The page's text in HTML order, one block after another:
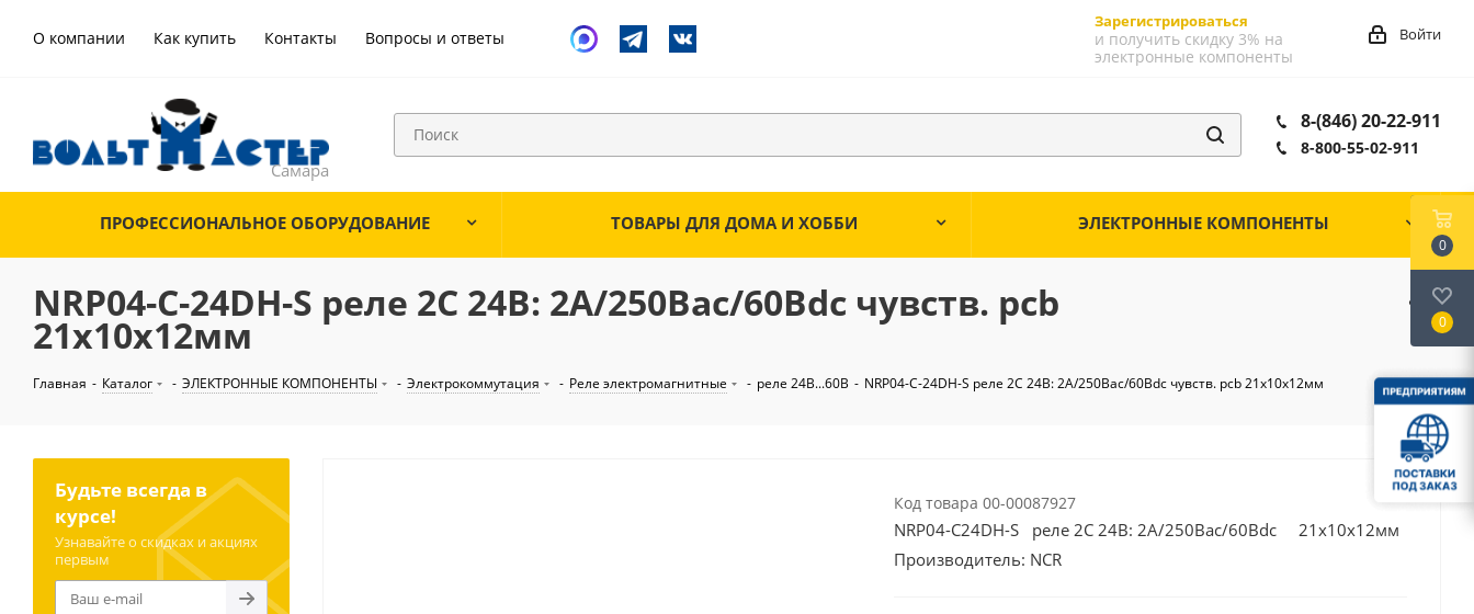
О компании Как купить Контакты Вопросы и ответы
Зарегистрироваться
и получить скидку 3% на
электронные компоненты
Войти
8-(846) 20-22-911
8-800-55-02-911
ПРОФЕССИОНАЛЬНОЕ ОБОРУДОВАНИЕ ТОВАРЫ ДЛЯ ДОМА И ХОББИ ЭЛЕКТРОННЫЕ КОМПОНЕНТЫ
NRP04-C-24DH-S реле 2С 24В: 2А/250Вac/60Вdc чувств. pcb
21х10х12мм
Главная - Каталог - ЭЛЕКТРОННЫЕ КОМПОНЕНТЫ - Электрокоммутация - Реле электромагнитные - реле 24В...60В - NRP04-C-24DH-S реле 2С 24В: 2А/250Вac/60Вdc чувств. pcb 21х10х12мм
Код товара 00-00087927
NRP04-C24DH-S реле 2С 24В: 2А/250Вac/60Вdc 21х10х12мм
Производитель: NCR
Будьте всегда в
курсе!
Узнавайте о скидках и акциях
первым
0
0